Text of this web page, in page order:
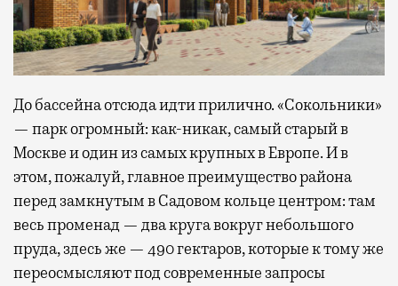
До бассейна отсюда идти прилично. «Сокольники»
— парк огромный: как-никак, самый старый в
Москве и один из самых крупных в Европе. И в
этом, пожалуй, главное преимущество района
перед замкнутым в Садовом кольце центром: там
весь променад — два круга вокруг небольшого
пруда, здесь же — 490 гектаров, которые к тому же
переосмысляют под современные запросы